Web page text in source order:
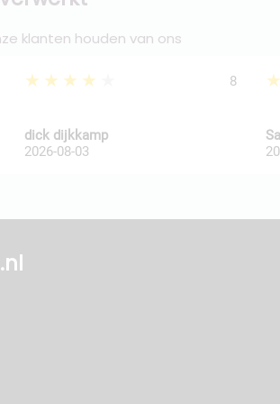
klanten houden van ons
★★★★★ 8
dick dijkkamp
2026-08-03